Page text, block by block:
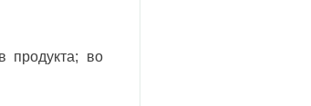
продукта; во